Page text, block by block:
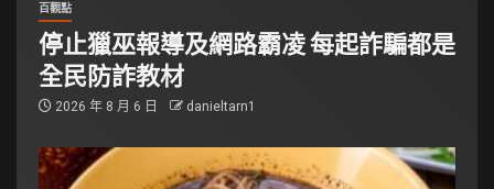
百觀點
停止獵巫報導及網路霸凌 每起詐騙都是
全民防詐教材
2026 年 8 月 6 日 danieltarn1